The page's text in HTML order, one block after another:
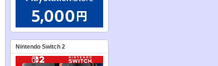
Nintendo Switch 2